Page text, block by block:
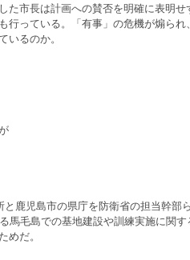
た市長は計画への賛否を明確に表明
行っている。「有事」の危機が煽ら
いるのか。
鹿児島市の県庁を防衛省の担当幹部
馬毛島での基地建設や訓練実施に関
めだ。